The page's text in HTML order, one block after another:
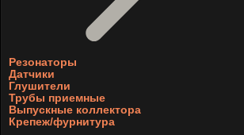
Резонаторы
Датчики
Глушители
Трубы приемные
Выпускные коллектора
Крепеж/фурнитура